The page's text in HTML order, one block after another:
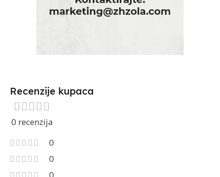
Recenzije kupaca
0 recenzija
0
0
0